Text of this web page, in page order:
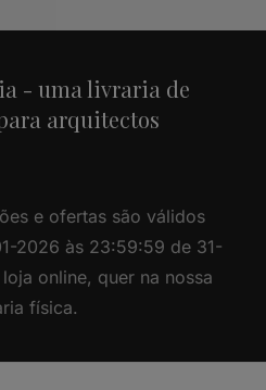
- uma livraria de
arquitectos
e ofertas são válidos
2026 às 23:59:59 de 31-
online, quer na nossa
física.